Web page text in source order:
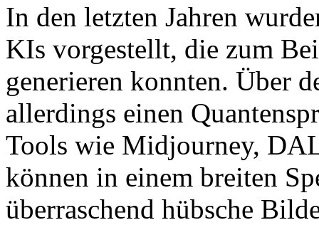
In den letzten Jahren
KIs vorgestellt, die zum
generieren konnten. Über
allerdings einen
Tools wie Midjourney,
können in einem breiten
überraschend hübsche